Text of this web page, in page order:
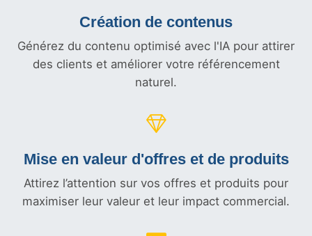
Création de contenus
Générez du contenu optimisé avec l'IA pour attirer
des clients et améliorer votre référencement
naturel.
Mise en valeur d'offres et de produits
Attirez l’attention sur vos offres et produits pour
maximiser leur valeur et leur impact commercial.